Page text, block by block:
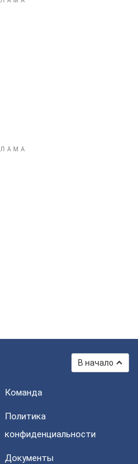
В начало
Команда
Политика
конфиденциальности
Документы